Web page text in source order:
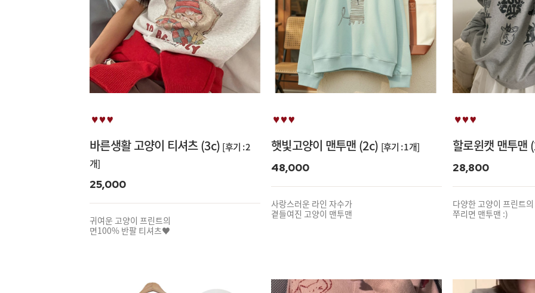
바른생활 고양이 티셔츠 (3c) [후기 : 2
개]
25,000
귀여운 고양이 프린트의
면100% 반팔 티셔츠♥
햇빛고양이 맨투맨 (2c) [후기 : 1개]
48,000
사랑스러운 라인 자수가
곁들여진 고양이 맨투맨
할로윈캣 맨투맨
28,800
다양한 고양이 프린트의
쭈리면 맨투맨 :)